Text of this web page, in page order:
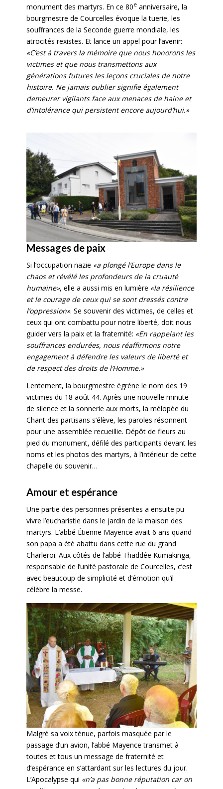
monument des martyrs. En ce 80eanniversaire, la
bourgmestre de Courcelles évoque la tuerie, les
souffrances de la Seconde guerre mondiale, les
atrocités rexistes. Et lance un appel pour l’avenir:
«C’est à travers la mémoire que nous honorons les
victimes et que nous transmettons aux
générations futures les leçons cruciales de notre
histoire. Ne jamais oublier signifie également
demeurer vigilants face aux menaces de haine et
d’intolérance qui persistent encore aujourd’hui.»
Messages de paix
Si l’occupation nazie «a plongé l’Europe dans le
chaos et révélé les profondeurs de la cruauté
humaine», elle a aussi mis en lumière «la résilience
et le courage de ceux qui se sont dressés contre
l’oppression». Se souvenir des victimes, de celles et
ceux qui ont combattu pour notre liberté, doit nous
guider vers la paix et la fraternité: «En rappelant les
souffrances endurées, nous réaffirmons notre
engagement à défendre les valeurs de liberté et
de respect des droits de l’Homme.»
Lentement, la bourgmestre égrène le nom des 19
victimes du 18 août 44. Après une nouvelle minute
de silence et la sonnerie aux morts, la mélopée du
Chant des partisans s’élève, les paroles résonnent
pour une assemblée recueillie. Dépôt de fleurs au
pied du monument, défilé des participants devant les
noms et les photos des martyrs, à l’intérieur de cette
chapelle du souvenir…
Amour et espérance
Une partie des personnes présentes a ensuite pu
vivre l’eucharistie dans le jardin de la maison des
martyrs. L’abbé Étienne Mayence avait 6 ans quand
son papa a été abattu dans cette rue du grand
Charleroi. Aux côtés de l’abbé Thaddée Kumakinga,
responsable de l’unité pastorale de Courcelles, c’est
avec beaucoup de simplicité et d’émotion qu’il
célèbre la messe.
Malgré sa voix ténue, parfois masquée par le
passage d’un avion, l’abbé Mayence transmet à
toutes et tous un message de fraternité et
d’espérance en s’attardant sur les lectures du jour.
L’Apocalypse qui «n’a pas bonne réputation car on